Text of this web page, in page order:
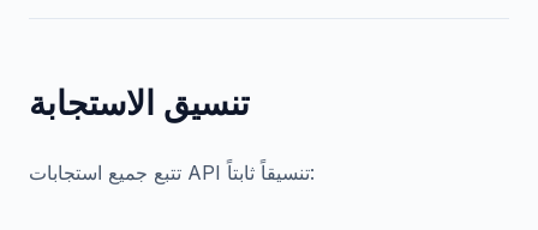
تنسيق الاستجابة
تتبع جميع استجابات API تنسيقاً ثابتاً: